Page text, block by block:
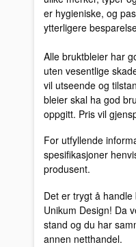
er hygieniske, og
ytterligere
Alle bruktbleier har
uten vesentlige
vil utseende og
bleier skal ha god
oppgitt. Pris vil
For utfyllende
spesifikasjoner
produsent.
Det er trygt å
Unikum Design! Da
stand og du har
annen netthandel.